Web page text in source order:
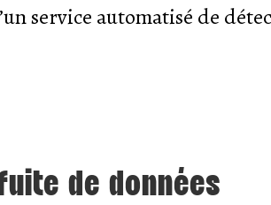
service automatisé de
de données